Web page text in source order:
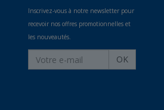
Inscrivez-vous à notre newsletter pour
recevoir nos offres promotionnelles et
les nouveautés.
OK